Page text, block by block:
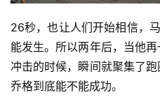
26秒，也让人们开始相信，
能发生。所以两年后，当他
冲击的时候，瞬间就聚集了
乔格到底能不能成功。